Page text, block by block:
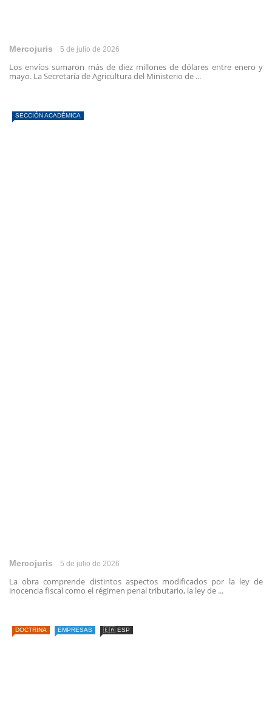
Mercojuris 5 de julio de 2026
Los envíos sumaron más de diez millones de dólares entre enero y
mayo. La Secretaría de Agricultura del Ministerio de ...
SECCIÓN ACADÉMICA
Mercojuris 5 de julio de 2026
La obra comprende distintos aspectos modificados por la ley de
inocencia fiscal como el régimen penal tributario, la ley de ...
DOCTRINA EMPRESAS 🇪🇦 ESP